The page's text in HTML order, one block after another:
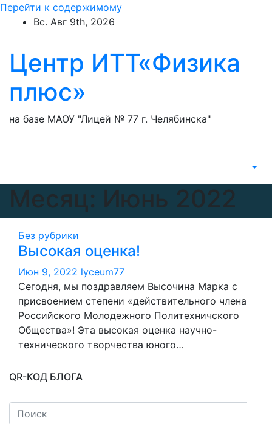
Перейти к содержимому
Вс. Авг 9th, 2026
Центр ИТТ«Физика
плюс»
на базе МАОУ "Лицей № 77 г. Челябинска"
Месяц: Июнь 2022
Без рубрики
Высокая оценка!
Июн 9, 2022 lyceum77
Сегодня, мы поздравляем Высочина Марка с
присвоением степени «действительного члена
Российского Молодежного Политехничского
Общества»! Эта высокая оценка научно-
технического творчества юного…
QR-КОД БЛОГА